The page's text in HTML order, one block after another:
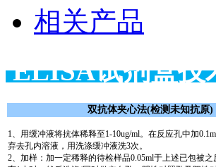
相关产品
ELISA试
双抗体夹心法(检测未知抗原)
1、用缓冲液将抗体稀释至1-10ug/ml。在反应孔中加
弃去孔内溶液，用洗涤缓冲液洗3次。
2、加样：加一定稀释的待检样品0.05ml于上述已包被